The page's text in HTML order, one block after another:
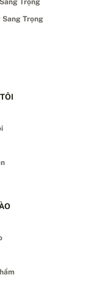
Sang Trọng